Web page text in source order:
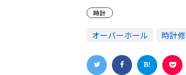
時計
オーバーホール 時計